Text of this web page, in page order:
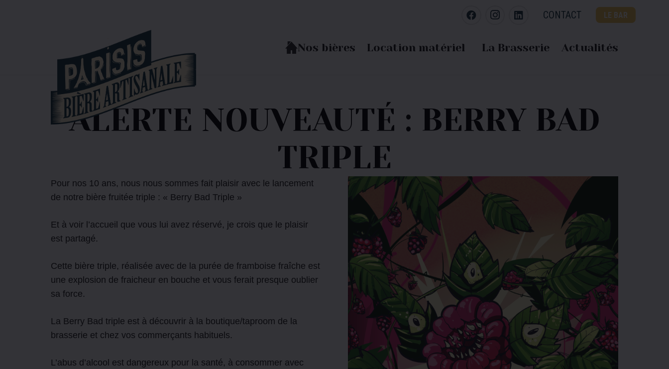
CONTACT LE BAR
Nos bières Location matériel La Brasserie Actualités
ALERTE NOUVEAUTÉ : BERRY BAD
TRIPLE
Pour nos 10 ans, nous nous sommes fait plaisir avec le lancement
de notre bière fruitée triple : « Berry Bad Triple »
Et à voir l’accueil que vous lui avez réservé, je crois que le plaisir
est partagé.
Cette bière triple, réalisée avec de la purée de framboise fraîche est
une explosion de fraicheur en bouche et vous ferait presque oublier
sa force.
La Berry Bad triple est à découvrir à la boutique/taproom de la
brasserie et chez vos commerçants habituels.
L’abus d’alcool est dangereux pour la santé, à consommer avec